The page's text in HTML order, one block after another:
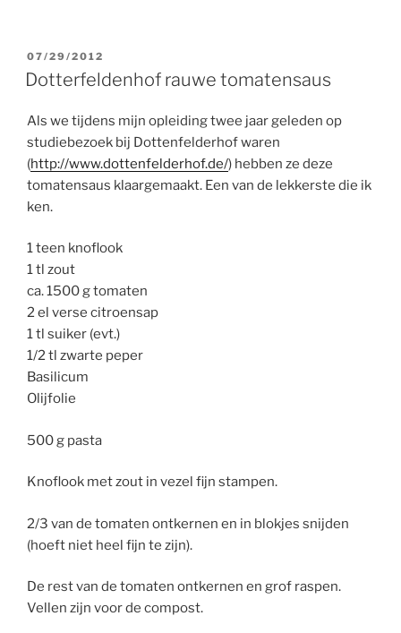
GEPLAATST
OP
07/29/2012
Dotterfeldenhof rauwe tomatensaus
Als we tijdens mijn opleiding twee jaar geleden op
studiebezoek bij Dottenfelderhof waren
(http://www.dottenfelderhof.de/) hebben ze deze
tomatensaus klaargemaakt. Een van de lekkerste die ik
ken.
1 teen knoflook
1 tl zout
ca. 1500 g tomaten
2 el verse citroensap
1 tl suiker (evt.)
1/2 tl zwarte peper
Basilicum
Olijfolie
500 g pasta
Knoflook met zout in vezel fijn stampen.
2/3 van de tomaten ontkernen en in blokjes snijden
(hoeft niet heel fijn te zijn).
De rest van de tomaten ontkernen en grof raspen.
Vellen zijn voor de compost.